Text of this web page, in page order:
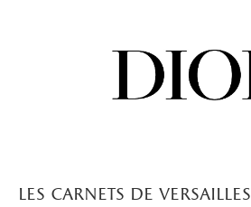
les carnets de versailles